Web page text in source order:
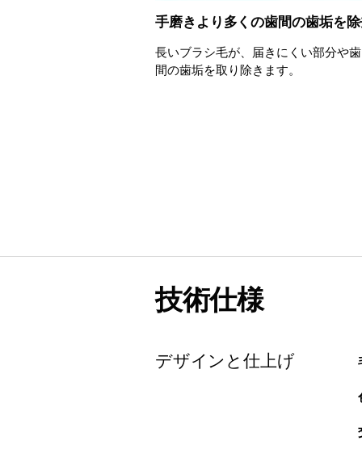
手磨きより多くの歯間の歯垢を
長いブラシ毛が、届きにくい部分や
間の歯垢を取り除きます。
技術仕様
デザインと仕上げ